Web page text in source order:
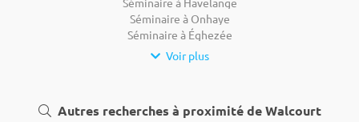
Séminaire à Onhaye
Séminaire à Éghezée
Voir plus
Autres recherches à proximité de Walcourt